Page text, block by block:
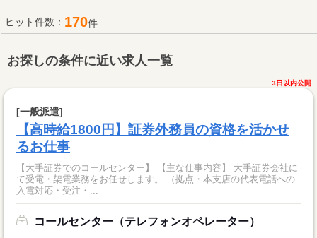
ヒット件数： 170件
お探しの条件に近い求人一覧
3日以内公開
[一般派遣]
【高時給1800円】証券外務員の資格を活かせ
るお仕事
【大手証券でのコールセンター】 【主な仕事内容】 大手証券会社に
て受電・架電業務をお任せします。 （拠点・本支店の代表電話への
入電対応・受注・...
コールセンター（テレフォンオペレーター）